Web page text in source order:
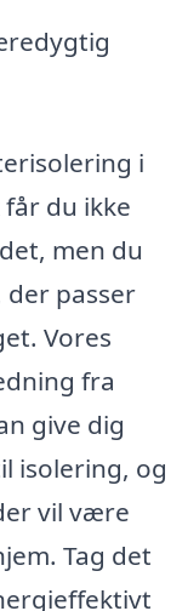
i
du ikke
men du
passer
Vores
fra
give dig
isolering, og
vil være
Tag det